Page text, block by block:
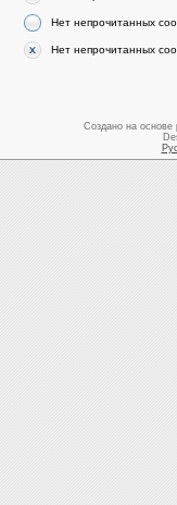
Нет непрочитанных
Нет непрочитанных
Создано на основе